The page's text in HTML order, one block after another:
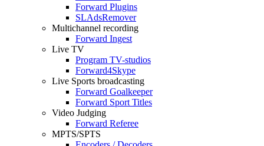
Forward Plugins
SLAdsRemover
Multichannel recording
Forward Ingest
Live TV
Program TV-studios
Forward4Skype
Live Sports broadcasting
Forward Goalkeeper
Forward Sport Titles
Video Judging
Forward Referee
MPTS/SPTS